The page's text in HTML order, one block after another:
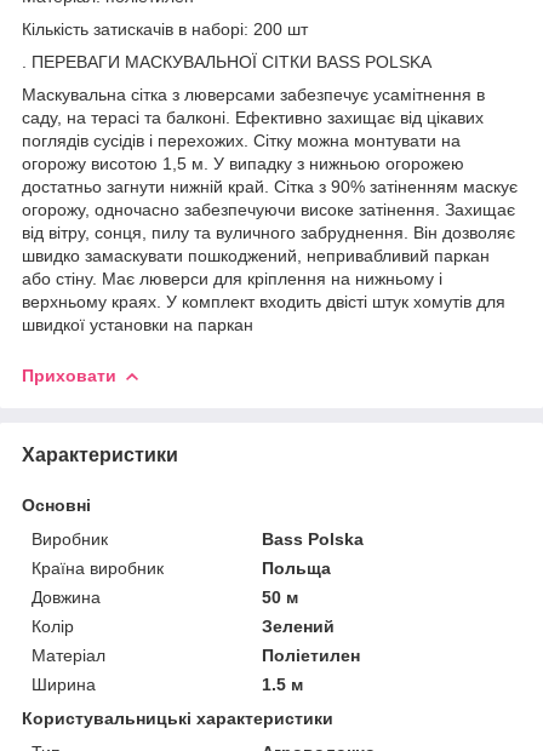
Кількість затискачів в наборі: 200 шт
. ПЕРЕВАГИ МАСКУВАЛЬНОЇ СІТКИ BASS POLSKA
Маскувальна сітка з люверсами забезпечує усамітнення в
саду, на терасі та балконі. Ефективно захищає від цікавих
поглядів сусідів і перехожих. Сітку можна монтувати на
огорожу висотою 1,5 м. У випадку з нижньою огорожею
достатньо загнути нижній край. Сітка з 90% затіненням маскує
огорожу, одночасно забезпечуючи високе затінення. Захищає
від вітру, сонця, пилу та вуличного забруднення. Він дозволяє
швидко замаскувати пошкоджений, непривабливий паркан
або стіну. Має люверси для кріплення на нижньому і
верхньому краях. У комплект входить двісті штук хомутів для
швидкої установки на паркан
Приховати
Характеристики
Основні
Виробник
Bass Polska
Країна виробник
Польща
Довжина
50 м
Колір
Зелений
Матеріал
Поліетилен
Ширина
1.5 м
Користувальницькі характеристики